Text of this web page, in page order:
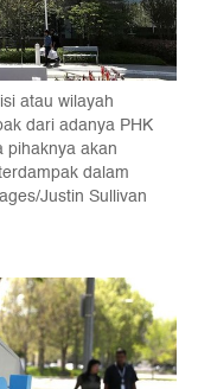
atau wilayah
dari adanya PHK
pihaknya akan
dalam
Justin Sullivan